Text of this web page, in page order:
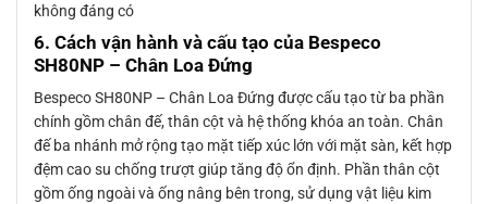
không đáng có
6. Cách vận hành và cấu tạo của Bespeco
SH80NP – Chân Loa Đứng
Bespeco SH80NP – Chân Loa Đứng được cấu tạo từ ba phần
chính gồm chân đế, thân cột và hệ thống khóa an toàn. Chân
đế ba nhánh mở rộng tạo mặt tiếp xúc lớn với mặt sàn, kết hợp
đệm cao su chống trượt giúp tăng độ ổn định. Phần thân cột
gồm ống ngoài và ống nâng bên trong, sử dụng vật liệu kim